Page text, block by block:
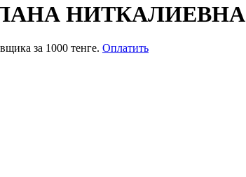
НИТКАЛИЕВНА
за 1000 тенге. Оплатить